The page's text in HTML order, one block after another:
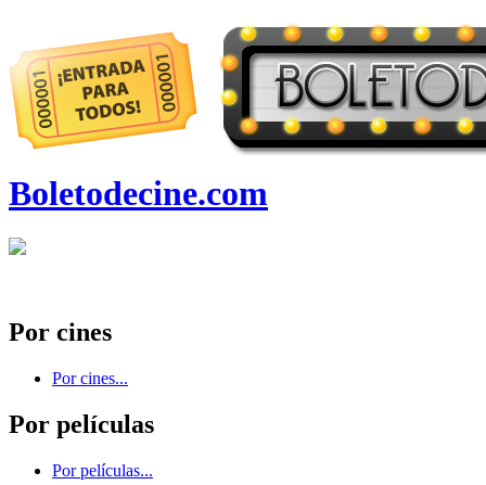
Boletodecine.com
Por cines
Por cines...
Por películas
Por películas...